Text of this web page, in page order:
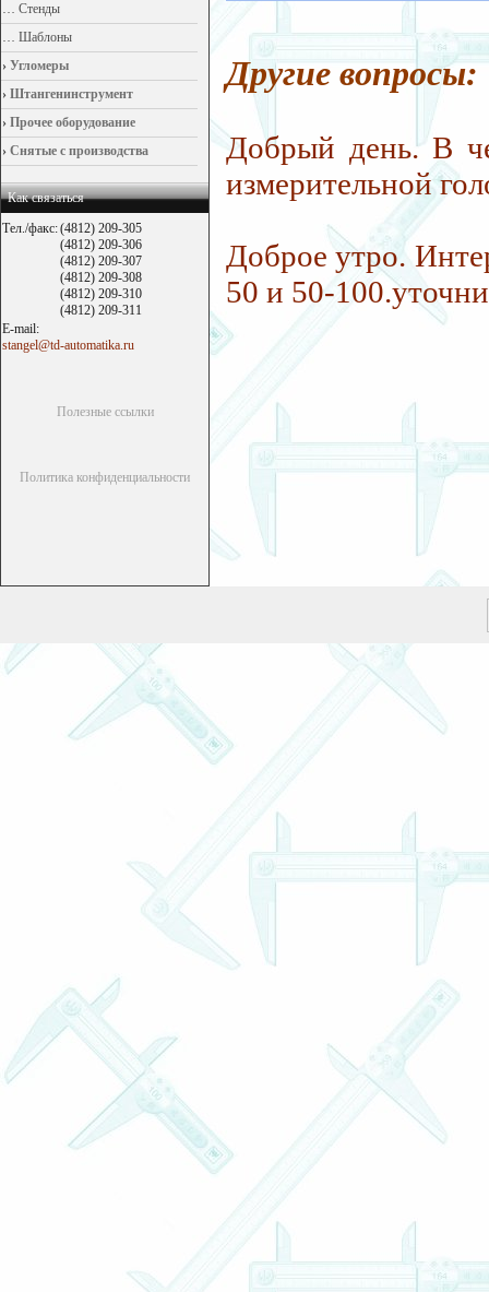
Другие вопросы:
Добрый день. В
измерительной
Доброе утро.
50 и 50-
… Стенды
… Шаблоны
› Угломеры
› Штангенинструмент
› Прочее оборудование
› Снятые с производства
Как связаться
Тел./факс:(4812) 209-305
(4812) 209-306
(4812) 209-307
(4812) 209-308
(4812) 209-310
(4812) 209-311
E-mail:
stangel@td-automatika.ru
Полезные ссылки
Политика конфиденциальности